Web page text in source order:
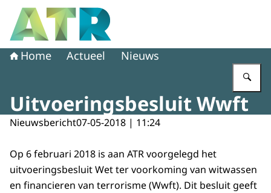
Naar de homepage van Adviescollege toetsing regeldruk
Home Actueel Nieuws
Uitvoeringsbesluit Wwft
Nieuwsbericht07-05-2018 | 11:24
Op 6 februari 2018 is aan ATR voorgelegd het
uitvoeringsbesluit Wet ter voorkoming van witwassen
en financieren van terrorisme (Wwft). Dit besluit geeft